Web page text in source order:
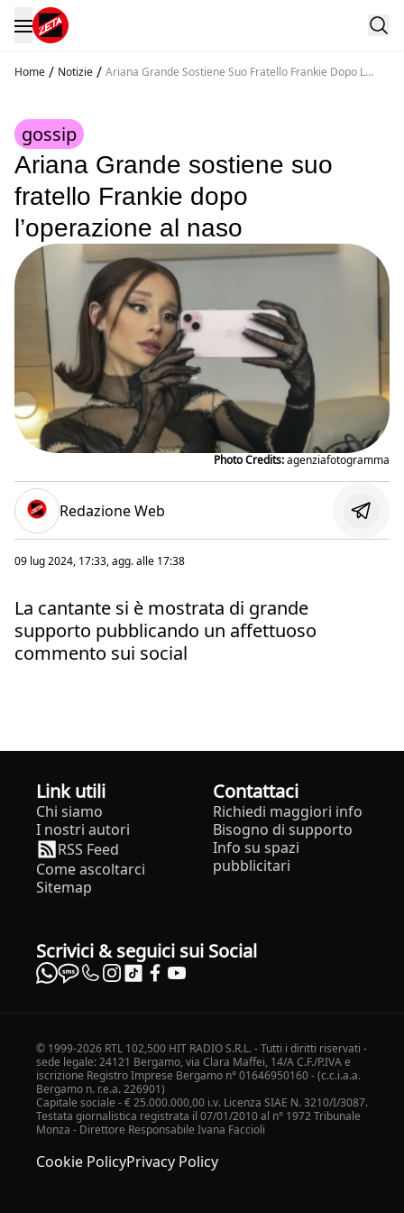
Home / Notizie / Ariana Grande Sostiene Suo Fratello Frankie Dopo L
gossip
Ariana Grande sostiene suo
fratello Frankie dopo
l’operazione al naso
Photo Credits:agenziafotogramma
Redazione Web
09 lug 2024, 17:33, agg. alle 17:38
La cantante si è mostrata di grande
supporto pubblicando un affettuoso
commento sui social
Link utili
Chi siamo
I nostri autori
RSS Feed
Come ascoltarci
Sitemap
Contattaci
Richiedi maggiori info
Bisogno di supporto
Info su spazi
pubblicitari
Scrivici & seguici sui Social
© 1999-2026 RTL 102,500 HIT RADIO S.R.L. - Tutti i diritti riservati -
sede legale: 24121 Bergamo, via Clara Maffei, 14/A C.F./P.IVA e
iscrizione Registro Imprese Bergamo n° 01646950160 - (c.c.i.a.a.
Bergamo n. r.e.a. 226901)
Capitale sociale - € 25.000.000,00 i.v. Licenza SIAE N. 3210/I/3087.
Testata giornalistica registrata il 07/01/2010 al n° 1972 Tribunale
Monza - Direttore Responsabile Ivana Faccioli
Cookie PolicyPrivacy Policy